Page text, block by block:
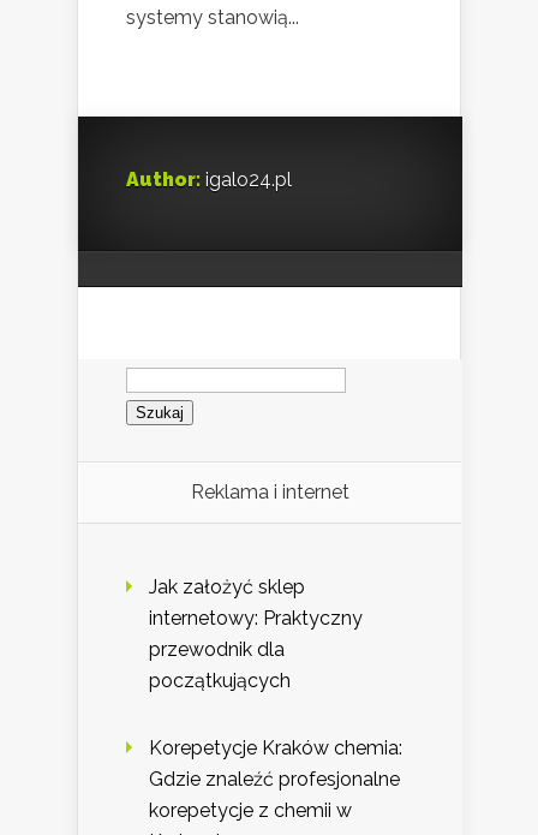
systemy stanowią...
Author: igalo24.pl
Szukaj:
Reklama i internet
Jak założyć sklep
internetowy: Praktyczny
przewodnik dla
początkujących
Korepetycje Kraków chemia:
Gdzie znaleźć profesjonalne
korepetycje z chemii w